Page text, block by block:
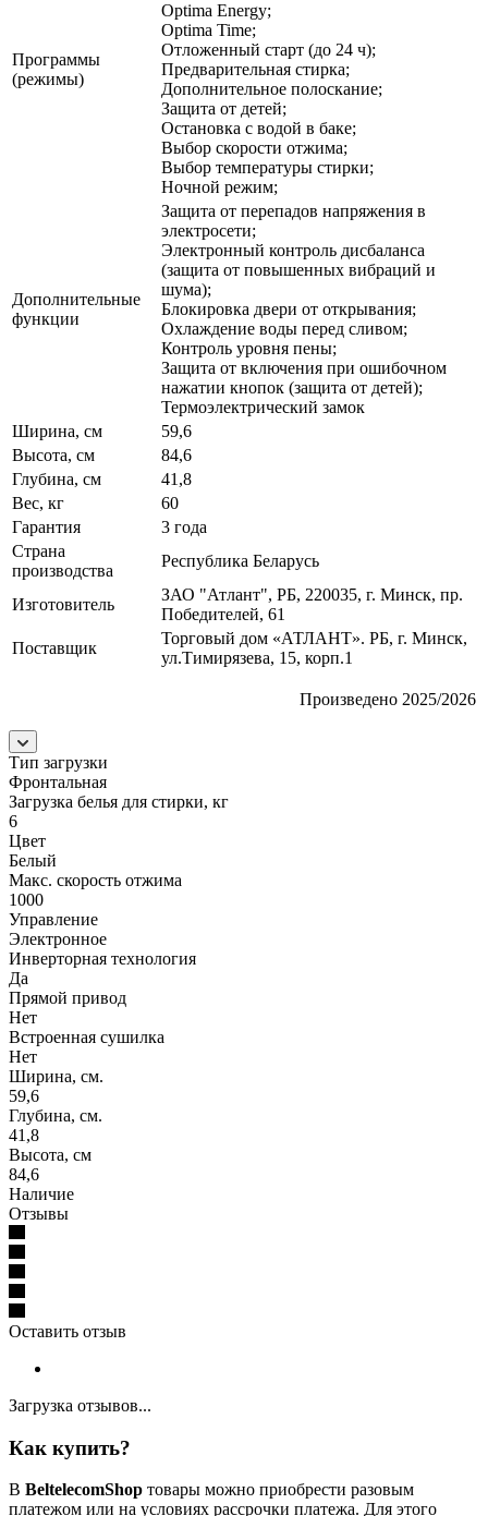
Программы
(режимы)
Optima Energy;
Optima Time;
Отложенный старт (до 24 ч);
Предварительная стирка;
Дополнительное полоскание;
Защита от детей;
Остановка с водой в баке;
Выбор скорости отжима;
Выбор температуры стирки;
Ночной режим;
Дополнительные
функции
Защита от перепадов напряжения в
электросети;
Электронный контроль дисбаланса
(защита от повышенных вибраций и
шума);
Блокировка двери от открывания;
Охлаждение воды перед сливом;
Контроль уровня пены;
Защита от включения при ошибочном
нажатии кнопок (защита от детей);
Термоэлектрический замок
Ширина, см
59,6
Высота, см
84,6
Глубина, см
41,8
Вес, кг
60
Гарантия
3 года
Страна
производства
Республика Беларусь
Изготовитель
ЗАО "Атлант", РБ, 220035, г. Минск, пр.
Победителей, 61
Поставщик
Торговый дом «АТЛАНТ». РБ, г. Минск,
ул.Тимирязева, 15, корп.1
Произведено 2025/2026
Тип загрузки
Фронтальная
Загрузка белья для стирки, кг
6
Цвет
Белый
Макс. скорость отжима
1000
Управление
Электронное
Инверторная технология
Да
Прямой привод
Нет
Встроенная сушилка
Нет
Ширина, см.
59,6
Глубина, см.
41,8
Высота, см
84,6
Наличие
Отзывы
Оставить отзыв
Загрузка отзывов...
Как купить?
В BeltelecomShop товары можно приобрести разовым
платежом или на условиях рассрочки платежа. Для этого